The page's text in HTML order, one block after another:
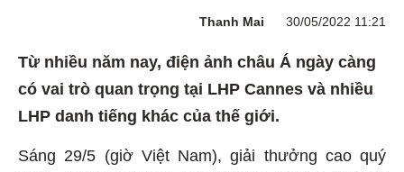
Thanh Mai 30/05/2022 11:21
Từ nhiều năm nay, điện ảnh châu Á ngày càng
có vai trò quan trọng tại LHP Cannes và nhiều
LHP danh tiếng khác của thế giới.
Sáng 29/5 (giờ Việt Nam), giải thưởng cao quý